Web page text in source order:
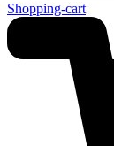
Shopping-cart